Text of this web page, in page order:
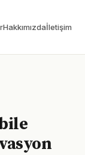
Hakkımızdaİletişim